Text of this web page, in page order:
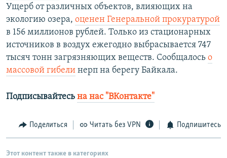
Ущерб от различных объектов, влияющих на
экологию озера, оценен Генеральной прокуратурой
в 156 миллионов рублей. Только из стационарных
источников в воздух ежегодно выбрасывается 747
тысяч тонн загрязняющих веществ. Сообщалось о
массовой гибели нерп на берегу Байкала.
Подписывайтесь на нас "ВКонтакте"
Поделиться Читать без VPN Подпишитесь
Этот контент также в категориях